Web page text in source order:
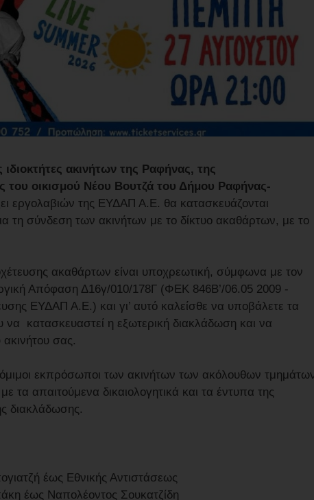
ακινήτων της Ραφήνας, της
του οικισμού Νέου Βουτζά του Δήμου Ραφήνας-
εργολαβιών της ΕΥΔΑΠ Α.Ε. θα κατασκευάζονται
τη σύνδεση των ακινήτων με το δίκτυο ακαθάρτων, με το
ακαθάρτων είναι υποχρεωτική, σύμφωνα με τον
Απόφαση Δ16γ/010/178Γ (ΦΕΚ 846Β’/06.05 2009 -
ΕΥΔΑΠ Α.Ε.) και γι’ αυτό καλείσθε να υποβάλετε τα
να κατασκευαστεί η εξωτερική διακλάδωση και να
σας.
νόμιμοι εκπρόσωποι των ακινήτων των ακόλουθων
απαιτούμενα δικαιολογητικά και τα έντυπα της
διακλάδωσης.
έως Εθνικής Αντιστάσεως
έως Ναπολέοντος Σουκατζίδη